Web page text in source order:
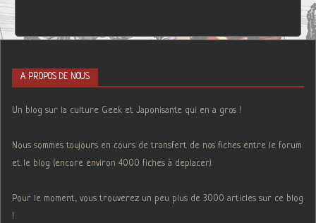
A PROPOS DE NOUS
Un blog sur la culture Geek et Japonisante qui en a gros !
Nous sommes toujours en cours de transfert de nos fiches entre le forum
et le blog (encore environ 4000 fiches à deplacer).
Pour le moment, vous trouverez un peu plus de 3000 articles sur ce blog
!